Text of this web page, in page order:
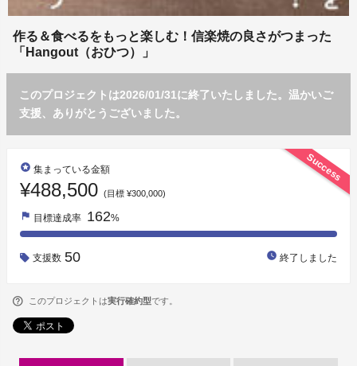
作る＆食べるをもっと楽しむ！信楽焼の良さがつまった
「Hangout（おひつ）」
このプロジェクトは2026/01/31に終了いたしました。温かいご
支援、ありがとうございました。
Success
stars 集まっている金額
¥488,500 (目標 ¥300,000)
flag 目標達成率 162%
支援数 50 watch_later 終了しました
このプロジェクトは実行確約型です。